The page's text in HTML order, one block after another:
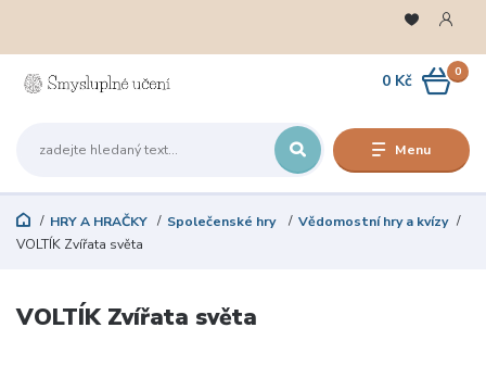
Menu
0
0 Kč
HRY A HRAČKY Společenské hry
Vědomostní hry a kvízy
VOLTÍK Zvířata světa
VOLTÍK Zvířata světa